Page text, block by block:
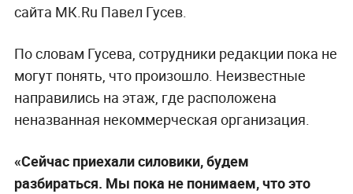
сайта МК.Ru Павел Гусев.
По словам Гусева, сотрудники редакции пока не
могут понять, что произошло. Неизвестные
направились на этаж, где расположена
неназванная некоммерческая организация.
«Сейчас приехали силовики, будем
разбираться. Мы пока не понимаем, что это